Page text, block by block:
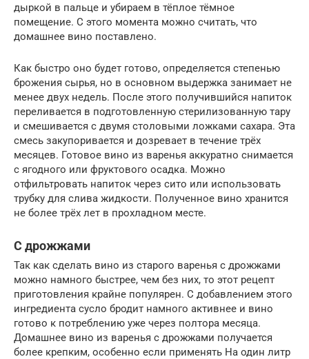
дыркой в пальце и убираем в тёплое тёмное
помещение. С этого момента можно считать, что
домашнее вино поставлено.
Как быстро оно будет готово, определяется степенью
брожения сырья, но в основном выдержка занимает не
менее двух недель. После этого получившийся напиток
переливается в подготовленную стерилизованную тару
и смешивается с двумя столовыми ложками сахара. Эта
смесь закупоривается и дозревает в течение трёх
месяцев. Готовое вино из варенья аккуратно снимается
с ягодного или фруктового осадка. Можно
отфильтровать напиток через сито или использовать
трубку для слива жидкости. Полученное вино хранится
не более трёх лет в прохладном месте.
С дрожжами
Так как сделать вино из старого варенья с дрожжами
можно намного быстрее, чем без них, то этот рецепт
приготовления крайне популярен. С добавлением этого
ингредиента сусло бродит намного активнее и вино
готово к потреблению уже через полтора месяца.
Домашнее вино из варенья с дрожжами получается
более крепким, особенно если применять На один литр